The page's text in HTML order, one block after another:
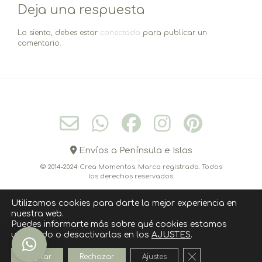
entradas
Deja una respuesta
Lo siento, debes estar conectado para publicar un
comentario.
Envíos a Península e Islas
© 2014-2024 Crea Momentos. Marca registrada. Todos
los derechos reservados.
CONÓCEME CONTACTO
CÓMO COMPRAR
POLITICA DE COOKIES
AVISO LEGAL
POLÍTICA DE PRIVACIDAD
Utilizamos cookies para darte la mejor experiencia en
nuestra web.
Puedes informarte más sobre qué cookies estamos
utilizando o desactivarlas en los AJUSTES.
Aceptar Rechazar Ajustes Cerrar el banner